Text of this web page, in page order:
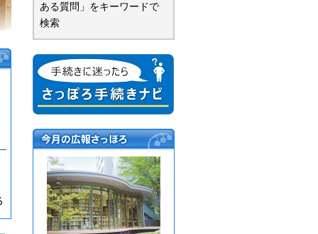
ある質問」をキーワードで
検索
手続きに迷ったら さっぽろ手続
きナビ
今月の広報さっぽ
ろ